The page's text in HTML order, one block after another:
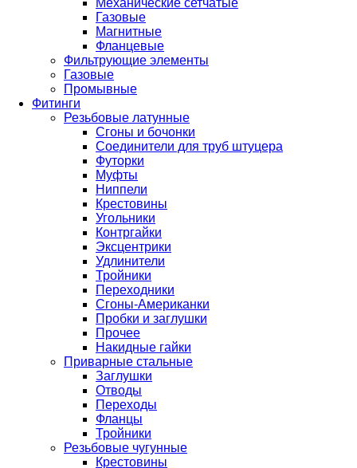
Газовые
Магнитные
Фланцевые
Фильтрующие элементы
Газовые
Промывные
Фитинги
Резьбовые латунные
Сгоны и бочонки
Соединители для труб штуцера
Футорки
Муфты
Ниппели
Крестовины
Угольники
Контргайки
Эксцентрики
Удлинители
Тройники
Переходники
Сгоны-Американки
Пробки и заглушки
Прочее
Накидные гайки
Приварные стальные
Заглушки
Отводы
Переходы
Фланцы
Тройники
Резьбовые чугунные
Крестовины